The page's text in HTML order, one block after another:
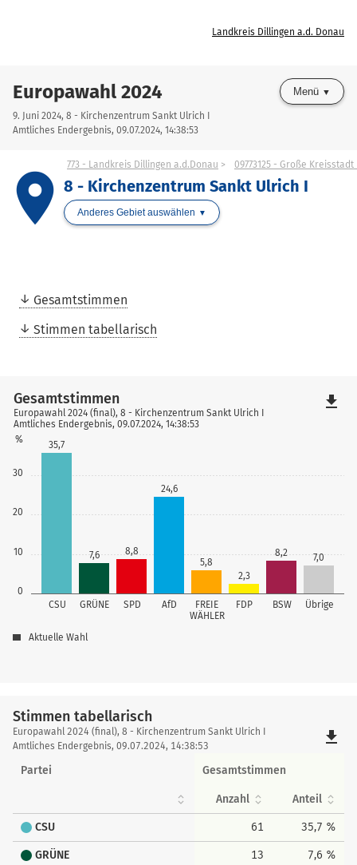
Landkreis Dillingen a.d. Donau
Europawahl 2024
9. Juni 2024, 8 - Kirchenzentrum Sankt Ulrich I
Amtliches Endergebnis, 09.07.2024, 14:38:53
Menü
place
773 - Landkreis Dillingen a.d.Donau 09773125 - Große
8 - Kirchenzentrum Sankt Ulrich I
Anderes Gebiet auswählen
Gesamtstimmen
Stimmen tabellarisch
0
10
20
30
%
CSU GRÜNE SPD AfD
FREIE
WÄHLER
FDP BSW Übrige
35,7
7,6 8,8
24,6
5,8
2,3
8,2 7,0
Gesamtstimmen
Europawahl 2024 (final), 8 - Kirchenzentrum Sankt Ulrich I
Amtliches Endergebnis, 09.07.2024, 14:38:53
Aktuelle Wahl
file_download
Stimmen tabellarisch
Stimmen
tabellarisch
Europawahl 2024 (final), 8 - Kirchenzentrum Sankt Ulrich I
Amtliches Endergebnis, 09.07.2024, 14:38:53
file_download
Partei Gesamtstimmen
Anzahl Anteil
CSU 61 35,7 %
GRÜNE 13 7,6 %